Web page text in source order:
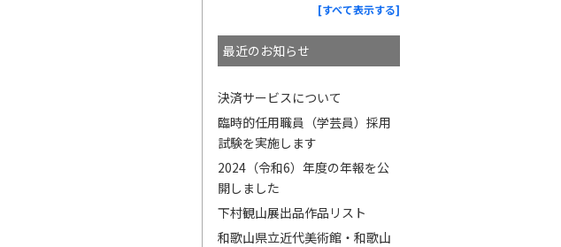
[すべて表示する]
最近のお知らせ
決済サービスについて
臨時的任用職員（学芸員）採用
試験を実施します
2024（令和6）年度の年報を公
開しました
下村観山展出品作品リスト
和歌山県立近代美術館・和歌山